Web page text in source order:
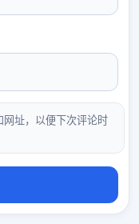
址，以便下次评论时